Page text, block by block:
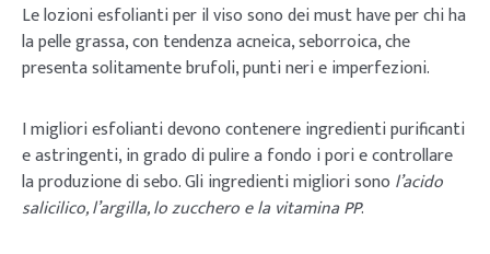
Le lozioni esfolianti per il viso sono dei must have per chi ha
la pelle grassa, con tendenza acneica, seborroica, che
presenta solitamente brufoli, punti neri e imperfezioni.
I migliori esfolianti devono contenere ingredienti purificanti
e astringenti, in grado di pulire a fondo i pori e controllare
la produzione di sebo. Gli ingredienti migliori sono l’acido
salicilico, l’argilla, lo zucchero e la vitamina PP.